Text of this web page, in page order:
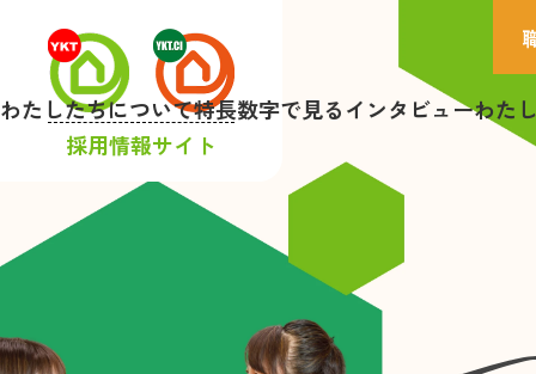
採用情報サイト
わたしたちについて特長数字で見るインタビューわた